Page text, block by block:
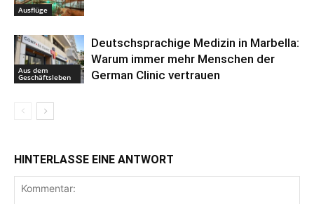
Ausflüge
Aus dem
Geschäftsleben
Deutschsprachige Medizin in Marbella:
Warum immer mehr Menschen der
German Clinic vertrauen
HINTERLASSE EINE ANTWORT